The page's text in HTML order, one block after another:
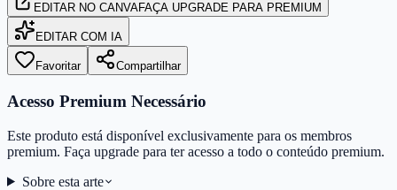
EDITAR NO CANVAFAÇA UPGRADE PARA PREMIUM
EDITAR COM IA
Favoritar Compartilhar
Acesso Premium Necessário
Este produto está disponível exclusivamente para os membros
premium. Faça upgrade para ter acesso a todo o conteúdo premium.
Sobre esta arte